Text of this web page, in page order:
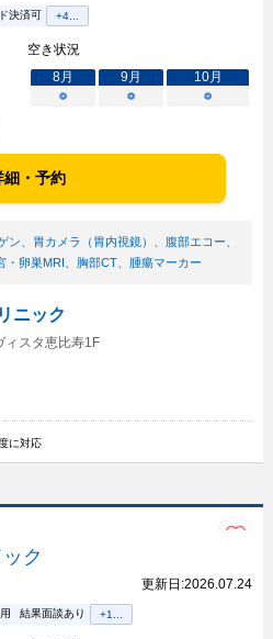
決済可 +4...
空き状況
8月 9月 10月
○
○ ○
細・予約
ン、 胃カメラ（胃内視鏡） 、 腹部エコー、
・卵巣MRI 、 胸部CT、 腫瘍マーカー
ニック
ィスタ恵比寿1F
に対応
ク
更新日:2026.07.24
結果面談あり +1...